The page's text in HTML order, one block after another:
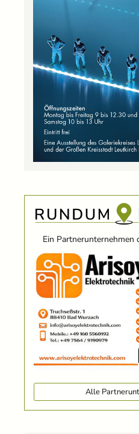
Ein Partnerunternehmen
Alle